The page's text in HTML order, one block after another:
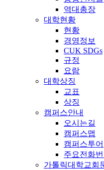
역대총장
대학현황
현황
경영정보
CUK SDGs
규정
요람
대학상징
교표
상징
캠퍼스안내
오시는길
캠퍼스맵
캠퍼스투어
주요전화
가톨릭대학교회